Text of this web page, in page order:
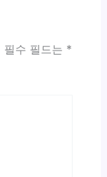
필수 필드는 *